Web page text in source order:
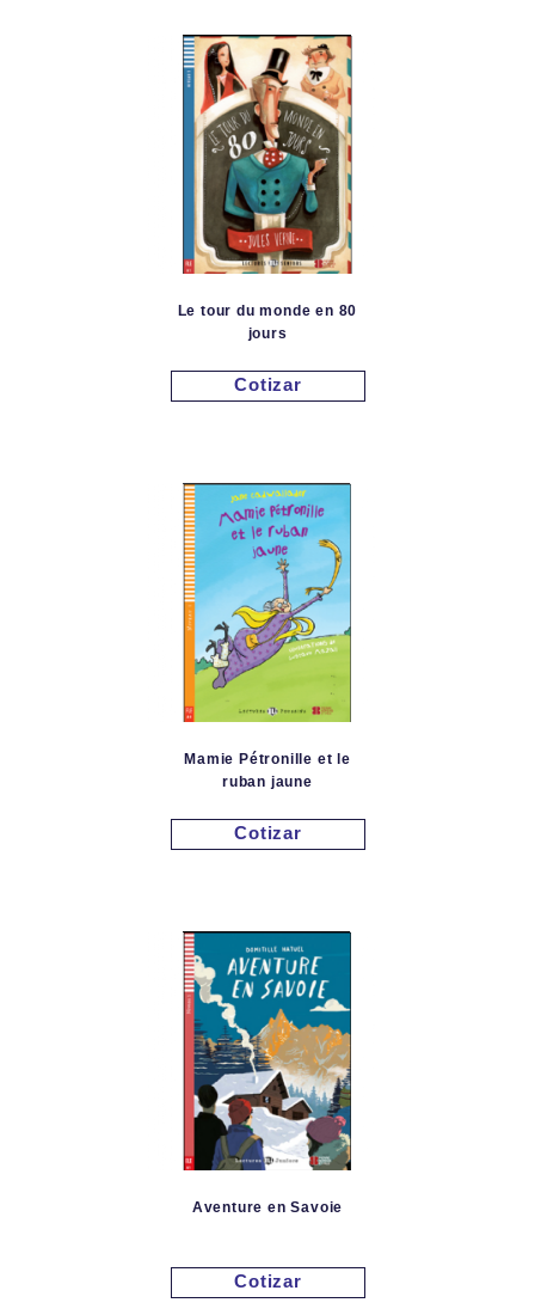
Le tour du monde en 80
jours
Cotizar
Mamie Pétronille et le
ruban jaune
Cotizar
Aventure en Savoie
Cotizar